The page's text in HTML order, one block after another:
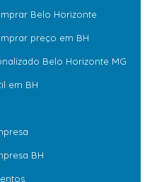
Belo Horizonte
preço em BH
Belo Horizonte MG
em BH
BH